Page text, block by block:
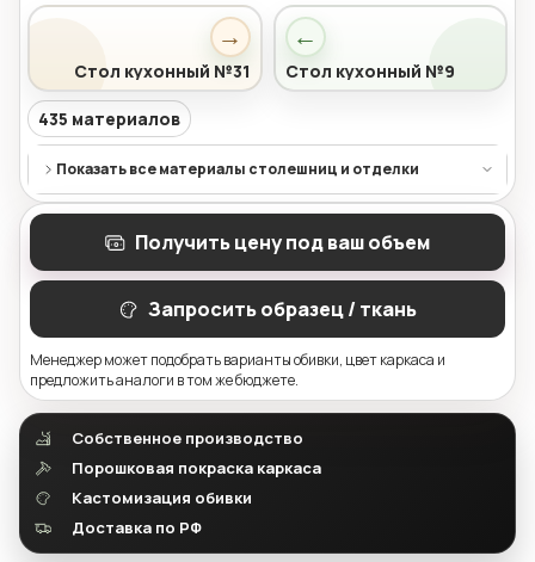
←
Стол кухонный №9
→
Стол кухонный №31
435 материалов
Показать все материалы столешниц и отделки
Получить цену под ваш объем
Запросить образец / ткань
Менеджер может подобрать варианты обивки, цвет каркаса и
предложить аналоги в том же бюджете.
Собственное производство
Порошковая покраска каркаса
Кастомизация обивки
Доставка по РФ